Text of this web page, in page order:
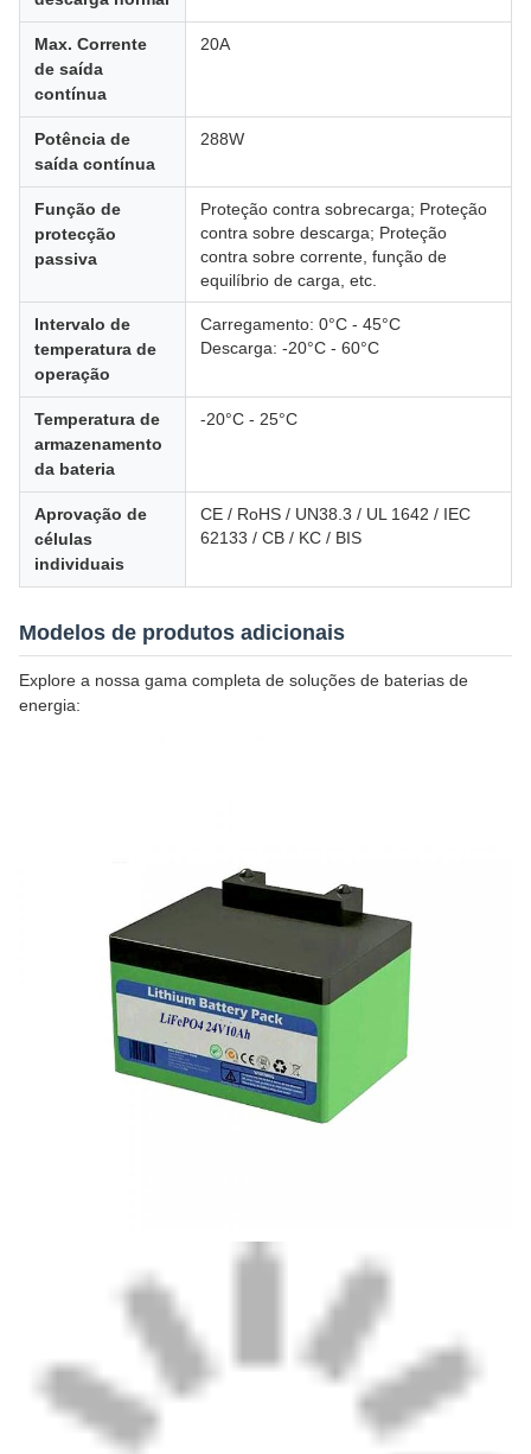
Max. Corrente
de saída
contínua
20A
Potência de
saída contínua
288W
Função de
protecção
passiva
Proteção contra sobrecarga; Proteção
contra sobre descarga; Proteção
contra sobre corrente, função de
equilíbrio de carga, etc.
Intervalo de
temperatura de
operação
Carregamento: 0°C - 45°C
Descarga: -20°C - 60°C
Temperatura de
armazenamento
da bateria
-20°C - 25°C
Aprovação de
células
individuais
CE / RoHS / UN38.3 / UL 1642 / IEC
62133 / CB / KC / BIS
Modelos de produtos adicionais
Explore a nossa gama completa de soluções de baterias de
energia: